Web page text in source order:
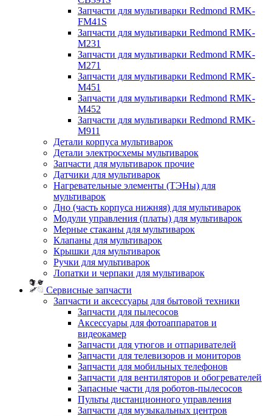
Запчасти для мультиварки Redmond RMK-
FM41S
Запчасти для мультиварки Redmond RMK-
M231
Запчасти для мультиварки Redmond RMK-
M271
Запчасти для мультиварки Redmond RMK-
M451
Запчасти для мультиварки Redmond RMK-
M452
Запчасти для мультиварки Redmond RMK-
M911
Детали корпуса мультиварок
Детали электросхемы мультиварок
Запчасти для мультиварок прочие
Датчики для мультиварок
Нагревательные элементы (ТЭНы) для
мультиварок
Дно (часть корпуса нижняя) для мультиварок
Модули управления (платы) для мультиварок
Мерные стаканы для мультиварок
Клапаны для мультиварок
Крышки для мультиварок
Ручки для мультиварок
Лопатки и черпаки для мультиварок
Сервисные запчасти
Запчасти и аксессуары для бытовой техники
Запчасти для пылесосов
Аксессуары для фотоаппаратов и
видеокамер
Запчасти для утюгов и отпаривателей
Запчасти для телевизоров и мониторов
Запчасти для мобильных телефонов
Запчасти для вентиляторов и обогревателей
Запасные части для роботов-пылесосов
Пульты дистанционного управления
Запчасти для музыкальных центров